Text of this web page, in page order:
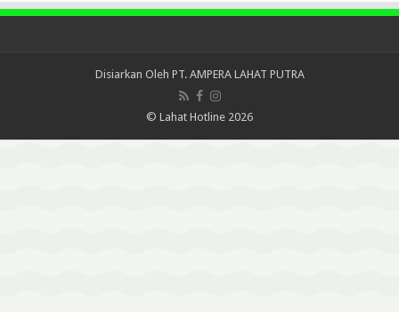
Disiarkan Oleh PT. AMPERA LAHAT PUTRA
© Lahat Hotline 2026